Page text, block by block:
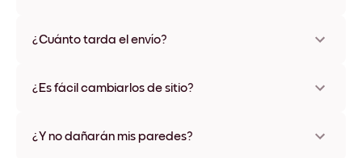
varios materiales y colores de marco, incluidas opciones sin
¿Cuánto tarda el envío?
disponibles en algunos países. Te enviaremos un número de
¿Es fácil cambiarlos de sitio?
ningún daño
¿Y no dañarán mis paredes?